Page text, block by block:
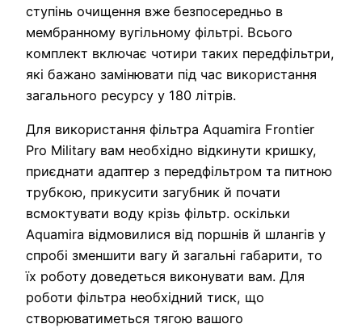
ступінь очищення вже безпосередньо в
мембранному вугільному фільтрі. Всього
комплект включає чотири таких передфільтри,
які бажано замінювати під час використання
загального ресурсу у 180 літрів.
Для використання фільтра Aquamira Frontier
Pro Military вам необхідно відкинути кришку,
приєднати адаптер з передфільтром та питною
трубкою, прикусити загубник й почати
всмоктувати воду крізь фільтр. оскільки
Aquamira відмовилися від поршнів й шлангів у
спробі зменшити вагу й загальні габарити, то
їх роботу доведеться виконувати вам. Для
роботи фільтра необхідний тиск, що
створюватиметься тягою вашого